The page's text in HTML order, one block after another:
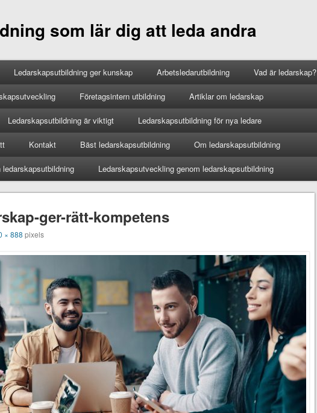
som lär dig att leda andra
Ledarskapsutbildning ger kunskap Arbetsledarutbildning Vad är ledarskap?
Företagsintern utbildning Artiklar om ledarskap
Ledarskapsutbildning är viktigt Ledarskapsutbildning för nya ledare
Kontakt Bäst ledarskapsutbildning Om ledarskapsutbildning
ledarskapsutbildning Ledarskapsutveckling genom ledarskapsutbildning
ger-rätt-kompetens
× 888 pixels